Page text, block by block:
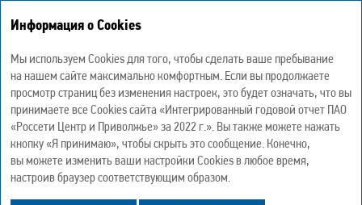
СТРАТЕГИЯ РАЗВИТИЯ
Информация о Cookies
Мы используем Cookies для того, чтобы сделать ваше пребывание
на нашем сайте максимально комфортным. Если вы продолжаете
просмотр страниц без изменения настроек, это будет означать, что вы
принимаете все Cookies сайта «Интегрированный годовой отчет ПАО
«Россети Центр и Приволжье» за 2022 г.». Вы также можете нажать
кнопку «Я принимаю», чтобы скрыть это сообщение. Конечно,
вы можете изменить ваши настройки Cookies в любое время,
настроив браузер соответствующим образом.